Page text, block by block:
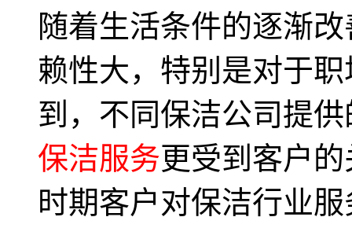
随着生活条件的逐渐
赖性大，特别是对于
到，不同保洁公司提
保洁服务更受到客户
时期客户对保洁行业